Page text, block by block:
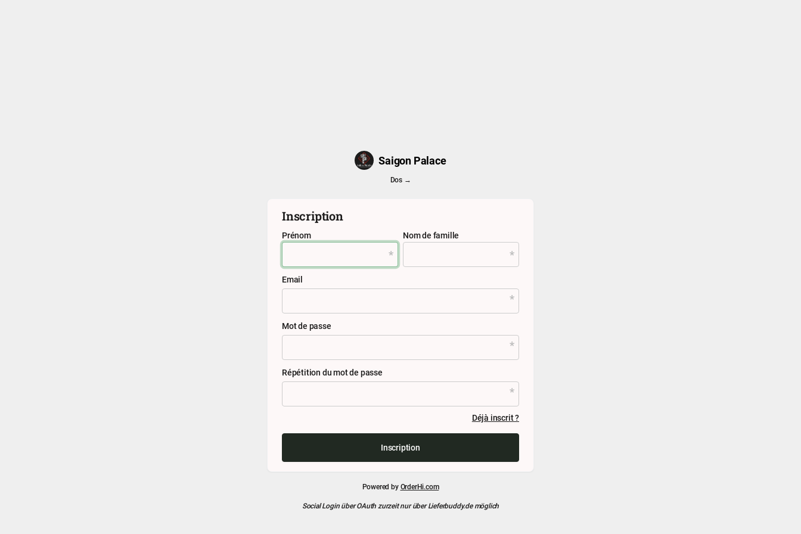
Saigon Palace
Dos →
Inscription
Prénom Nom de famille
Email
Mot de passe
Répétition du mot de passe
Déjà inscrit ?
Inscription
Powered byOrderHi.com
Social Login über OAuth zurzeit nur über Lieferbuddy.de möglich